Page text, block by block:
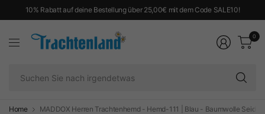
10% Rabatt auf deine Bestellung über 25,00€ mit dem Code SALE10!
0
Home MADDOX Herren Trachtenhemd - Hemd-111 | Blau - Baumwolle Seide